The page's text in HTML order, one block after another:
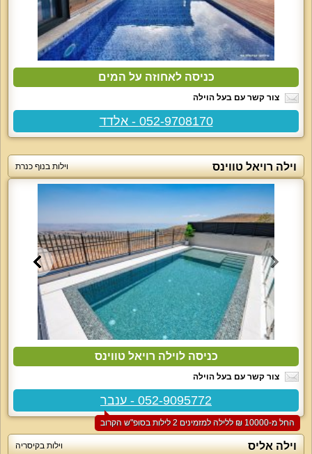
כניסה לאחוזה על המים
צור קשר עם בעל הוילה
052-9708170 - אלדד
וילה רויאל טווינס וילות בנוף כנרת
כניסה לוילה רויאל טווינס
צור קשר עם בעל הוילה
052-9095772 - ענבר
החל מ-‏10000 ₪ ללילה למזמינים 2 לילות בסופ"ש הקרוב
וילה אליס וילות בקיסריה